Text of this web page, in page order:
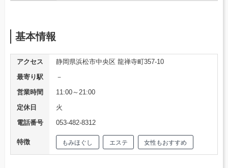
基本情報
アクセス
静岡県浜松市中央区 龍禅寺町357-10
最寄り駅
－
営業時間
11:00～21:00
定休日
火
電話番号
053-482-8312
特徴 もみほぐし エステ 女性もおすすめ